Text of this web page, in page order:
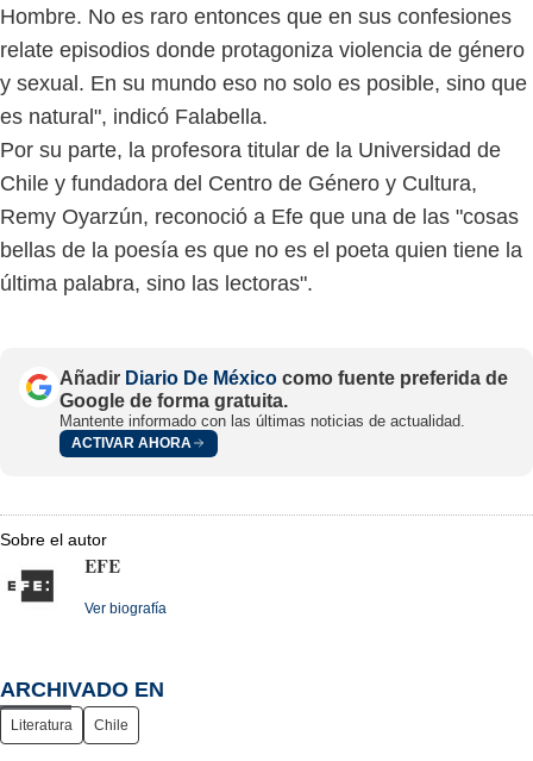
Hombre. No es raro entonces que en sus confesiones
relate episodios donde protagoniza violencia de género
y sexual. En su mundo eso no solo es posible, sino que
es natural", indicó Falabella.
Por su parte, la profesora titular de la Universidad de
Chile y fundadora del Centro de Género y Cultura,
Remy Oyarzún, reconoció a Efe que una de las "cosas
bellas de la poesía es que no es el poeta quien tiene la
última palabra, sino las lectoras".
Añadir Diario De México como fuente preferida de
Google de forma gratuita.
Mantente informado con las últimas noticias de actualidad.
ACTIVAR AHORA
Sobre el autor
EFE
Ver biografía
ARCHIVADO EN
Literatura Chile